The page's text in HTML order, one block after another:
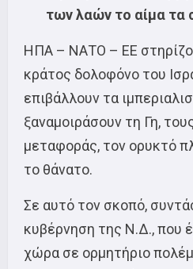
των λαών το αίμα τα
ΗΠΑ – ΝΑΤΟ – ΕΕ
κράτος δολοφόνο του
επιβάλλουν τα
ξαναμοιράσουν τη Γη,
μεταφοράς, τον ορυκτό
το θάνατο.
Σε αυτό τον σκοπό,
κυβέρνηση της Ν.Δ., που
χώρα σε ορμητήριο